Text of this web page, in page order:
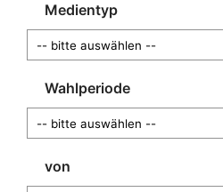
Medientyp
Wahlperiode
von